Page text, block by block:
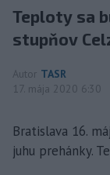
Teploty sa
stupňov
Autor TASR
17. mája 2020 6:30
Bratislava 16.
juhu prehánky.